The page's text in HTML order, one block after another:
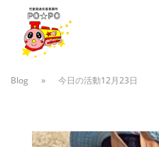
Blog » 今日の活動12月23日